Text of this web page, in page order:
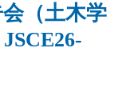
（土木学